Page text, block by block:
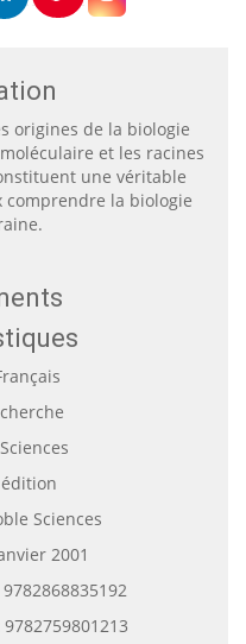
origines de la biologie
et les racines
une véritable
la biologie
édition
Sciences
2001
9782868835192
9782759801213